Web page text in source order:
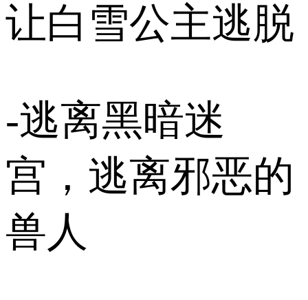
让白雪公主逃脱
-逃离黑暗迷
宫，逃离邪恶的
兽人